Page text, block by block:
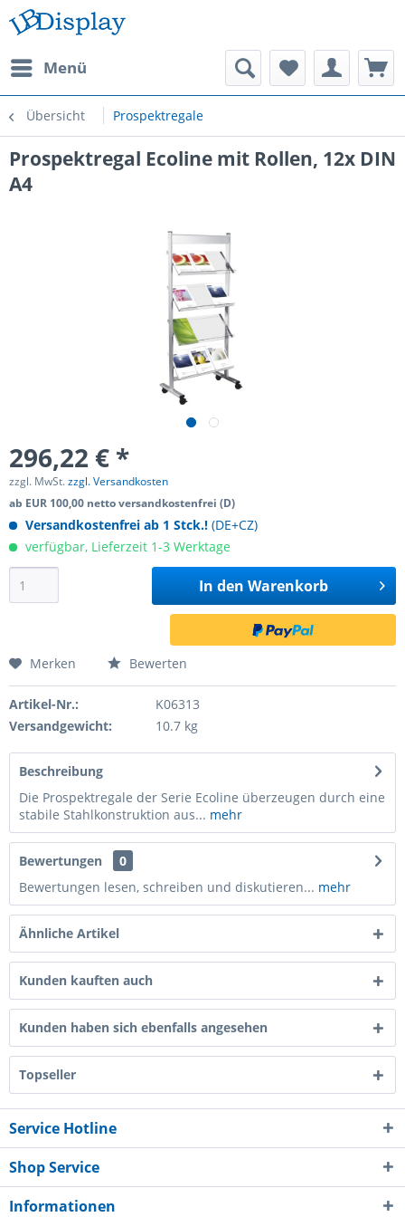
Menü
Übersicht Prospektregale
Prospektregal Ecoline mit Rollen, 12x DIN
A4
296,22 € *
zzgl. MwSt.zzgl. Versandkosten
ab EUR 100,00 netto versandkostenfrei (D)
Versandkostenfrei ab 1 Stck.! (DE+CZ)
verfügbar, Lieferzeit 1-3 Werktage
In den Warenkorb
Merken Bewerten
Artikel-Nr.:
K06313
Versandgewicht:
10.7 kg
Beschreibung
Die Prospektregale der Serie Ecoline überzeugen durch eine
stabile Stahlkonstruktion aus... mehr
Bewertungen
0
Bewertungen lesen, schreiben und diskutieren... mehr
Ähnliche Artikel
Kunden kauften auch
Kunden haben sich ebenfalls angesehen
Topseller
Service Hotline
Shop Service
Informationen